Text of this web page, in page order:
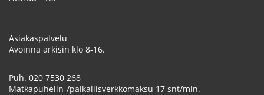
Asiakaspalvelu
Avoinna arkisin klo 8-16.
Puh. 020 7530 268
Matkapuhelin-/paikallisverkkomaksu 17 snt/min.